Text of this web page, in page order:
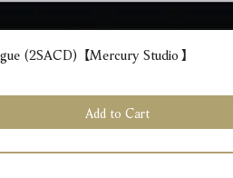
Quick View
(2SACD) 【Mercury Studio】
Add to Cart